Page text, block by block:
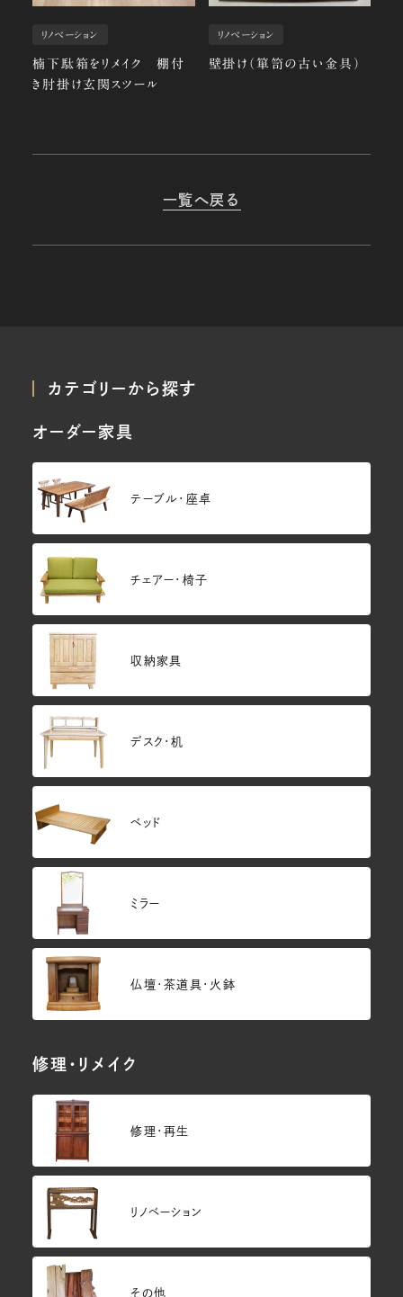
リノベーション
楠下駄箱をリメイク 棚付
き肘掛け玄関スツール
リノベーション
壁掛け（箪笥の古い金具）
一覧へ戻る
カテゴリーから探す
オーダー家具
テーブル・座卓
チェアー・椅子
収納家具
デスク・机
ベッド
ミラー
仏壇･茶道具・火鉢
修理・リメイク
修理・再生
リノベーション
その他